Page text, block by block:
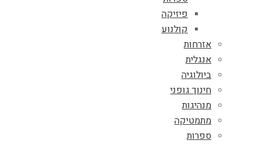
פיזיקה
קולנוע
אזרחות
אנגלית
ביולוגיה
חינוך גופני
מנהיגות
מתמטיקה
ספרות